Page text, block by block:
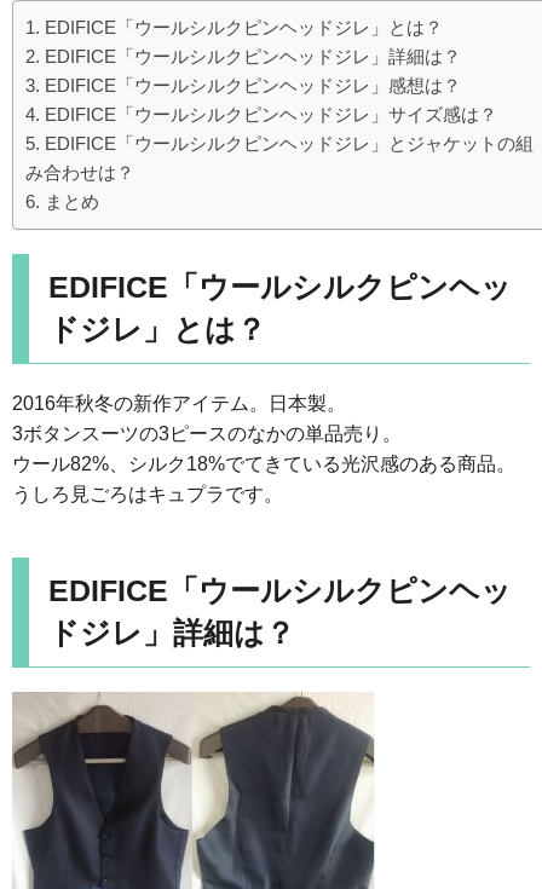
EDIFICE「ウールシルクピンヘッドジレ」とは？
EDIFICE「ウールシルクピンヘッドジレ」詳細は？
EDIFICE「ウールシルクピンヘッドジレ」感想は？
EDIFICE「ウールシルクピンヘッドジレ」サイズ感は？
EDIFICE「ウールシルクピンヘッドジレ」とジャケットの組
み合わせは？
まとめ
EDIFICE「ウールシルクピンヘッ
ドジレ」とは？
2016年秋冬の新作アイテム。日本製。
3ボタンスーツの3ピースのなかの単品売り。
ウール82%、シルク18%でてきている光沢感のある商品。
うしろ見ごろはキュプラです。
EDIFICE「ウールシルクピンヘッ
ドジレ」詳細は？